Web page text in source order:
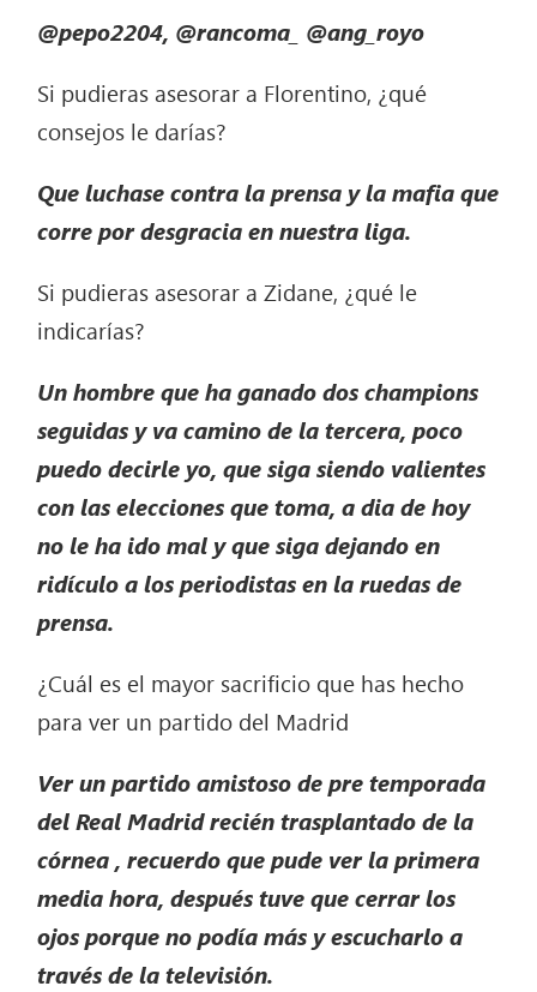
@pepo2204, @rancoma_ @ang_royo
Si pudieras asesorar a Florentino, ¿qué
consejos le darías?
Que luchase contra la prensa y la mafia que
corre por desgracia en nuestra liga.
Si pudieras asesorar a Zidane, ¿qué le
indicarías?
Un hombre que ha ganado dos champions
seguidas y va camino de la tercera, poco
puedo decirle yo, que siga siendo valientes
con las elecciones que toma, a dia de hoy
no le ha ido mal y que siga dejando en
ridículo a los periodistas en la ruedas de
prensa.
¿Cuál es el mayor sacrificio que has hecho
para ver un partido del Madrid
Ver un partido amistoso de pre temporada
del Real Madrid recién trasplantado de la
córnea , recuerdo que pude ver la primera
media hora, después tuve que cerrar los
ojos porque no podía más y escucharlo a
través de la televisión.